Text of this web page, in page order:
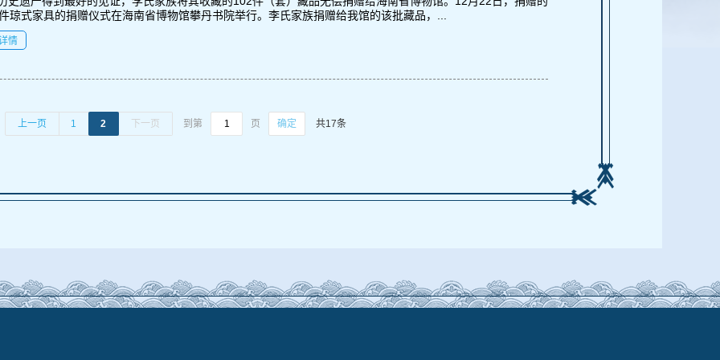
琼式家具的捐赠仪式在海南省博物馆攀丹书院举行。李氏家族捐赠给我馆的该批藏品，...
情
上一页 1 2 下一页 到第 页 确定 共17条